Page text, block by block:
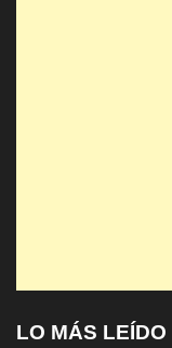
LO MÁS LEÍDO